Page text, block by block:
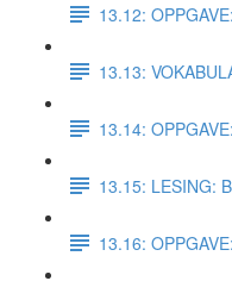
13.12:
13.13:
13.14:
13.15: LESING:
13.16: